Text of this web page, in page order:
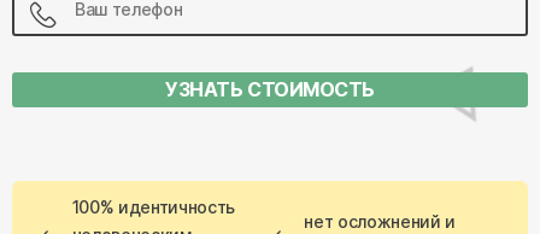
УЗНАТЬ СТОИМОСТЬ
100% идентичность
нет осложнений и